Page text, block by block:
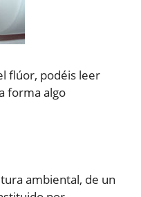
flúor, podéis leer
forma algo
ambiental, de un